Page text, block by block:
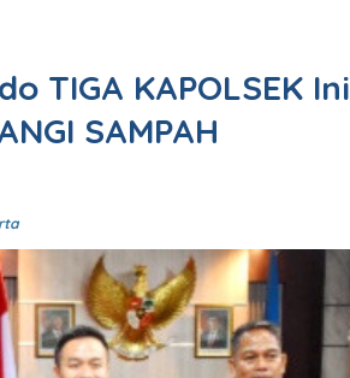
TIGA KAPOLSEK Ini
SAMPAH